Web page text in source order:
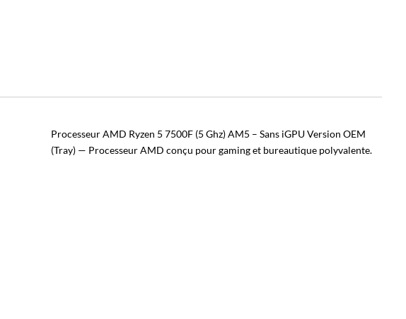
Processeur AMD Ryzen 5 7500F (5 Ghz) AM5 – Sans iGPU Version OEM
(Tray) — Processeur AMD conçu pour gaming et bureautique polyvalente.